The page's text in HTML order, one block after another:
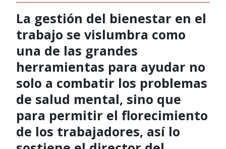
La gestión del bienestar en el
trabajo se vislumbra como
una de las grandes
herramientas para ayudar no
solo a combatir los problemas
de salud mental, sino que
para permitir el florecimiento
de los trabajadores, así lo